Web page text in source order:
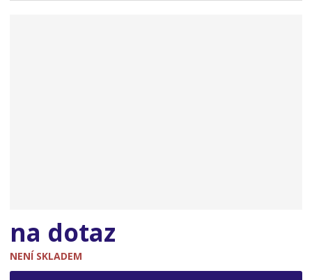
na dotaz
NENÍ SKLADEM